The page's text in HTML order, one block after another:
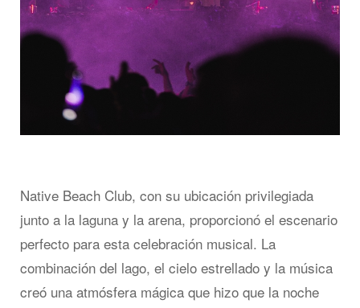
Native Beach Club, con su ubicación privilegiada
junto a la laguna y la arena, proporcionó el escenario
perfecto para esta celebración musical. La
combinación del lago, el cielo estrellado y la música
creó una atmósfera mágica que hizo que la noche